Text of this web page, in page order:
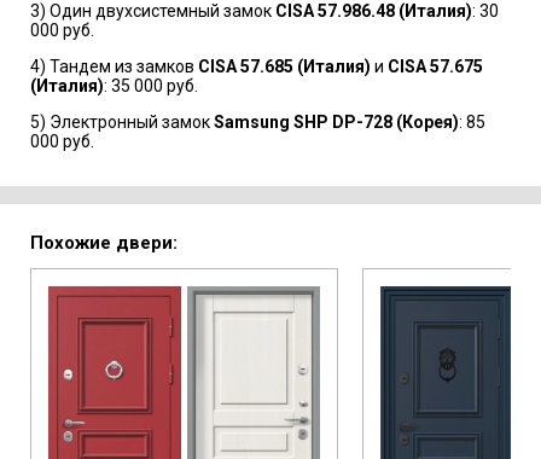
3) Один двухсистемный замок CISA 57.986.48 (Италия): 30
000 руб.
4) Тандем из замков CISA 57.685 (Италия) и CISA 57.675
(Италия): 35 000 руб.
5) Электронный замокSamsung SHP DP-728 (Корея): 85
000 руб.
Похожие двери: